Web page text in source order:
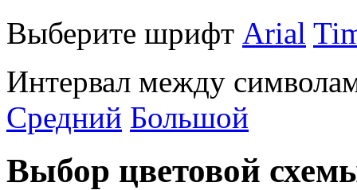
Выберите шрифт Arial
Интервал между
Средний Большой
Выбор цветовой